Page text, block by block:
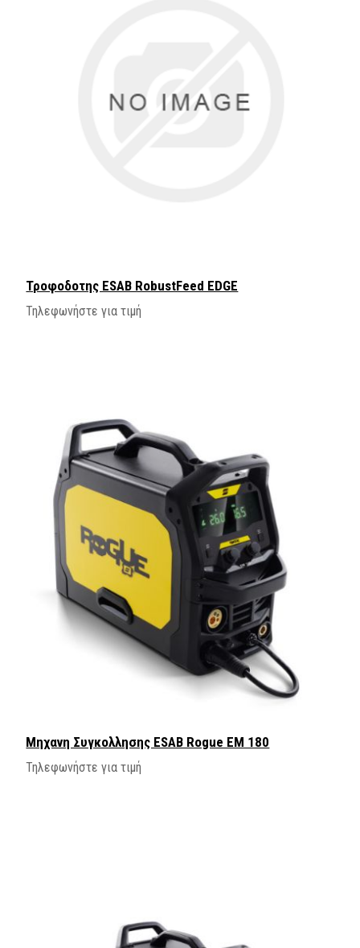
Τροφοδοτης ESAB RobustFeed EDGE
Τηλεφωνήστε για τιμή
Μηχανη Συγκολλησης ESAB Rogue EM 180
Τηλεφωνήστε για τιμή